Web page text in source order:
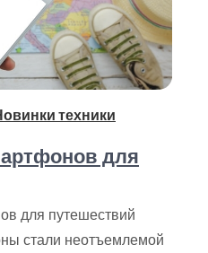
техники
для
для путешествий
стали неотъемлемой